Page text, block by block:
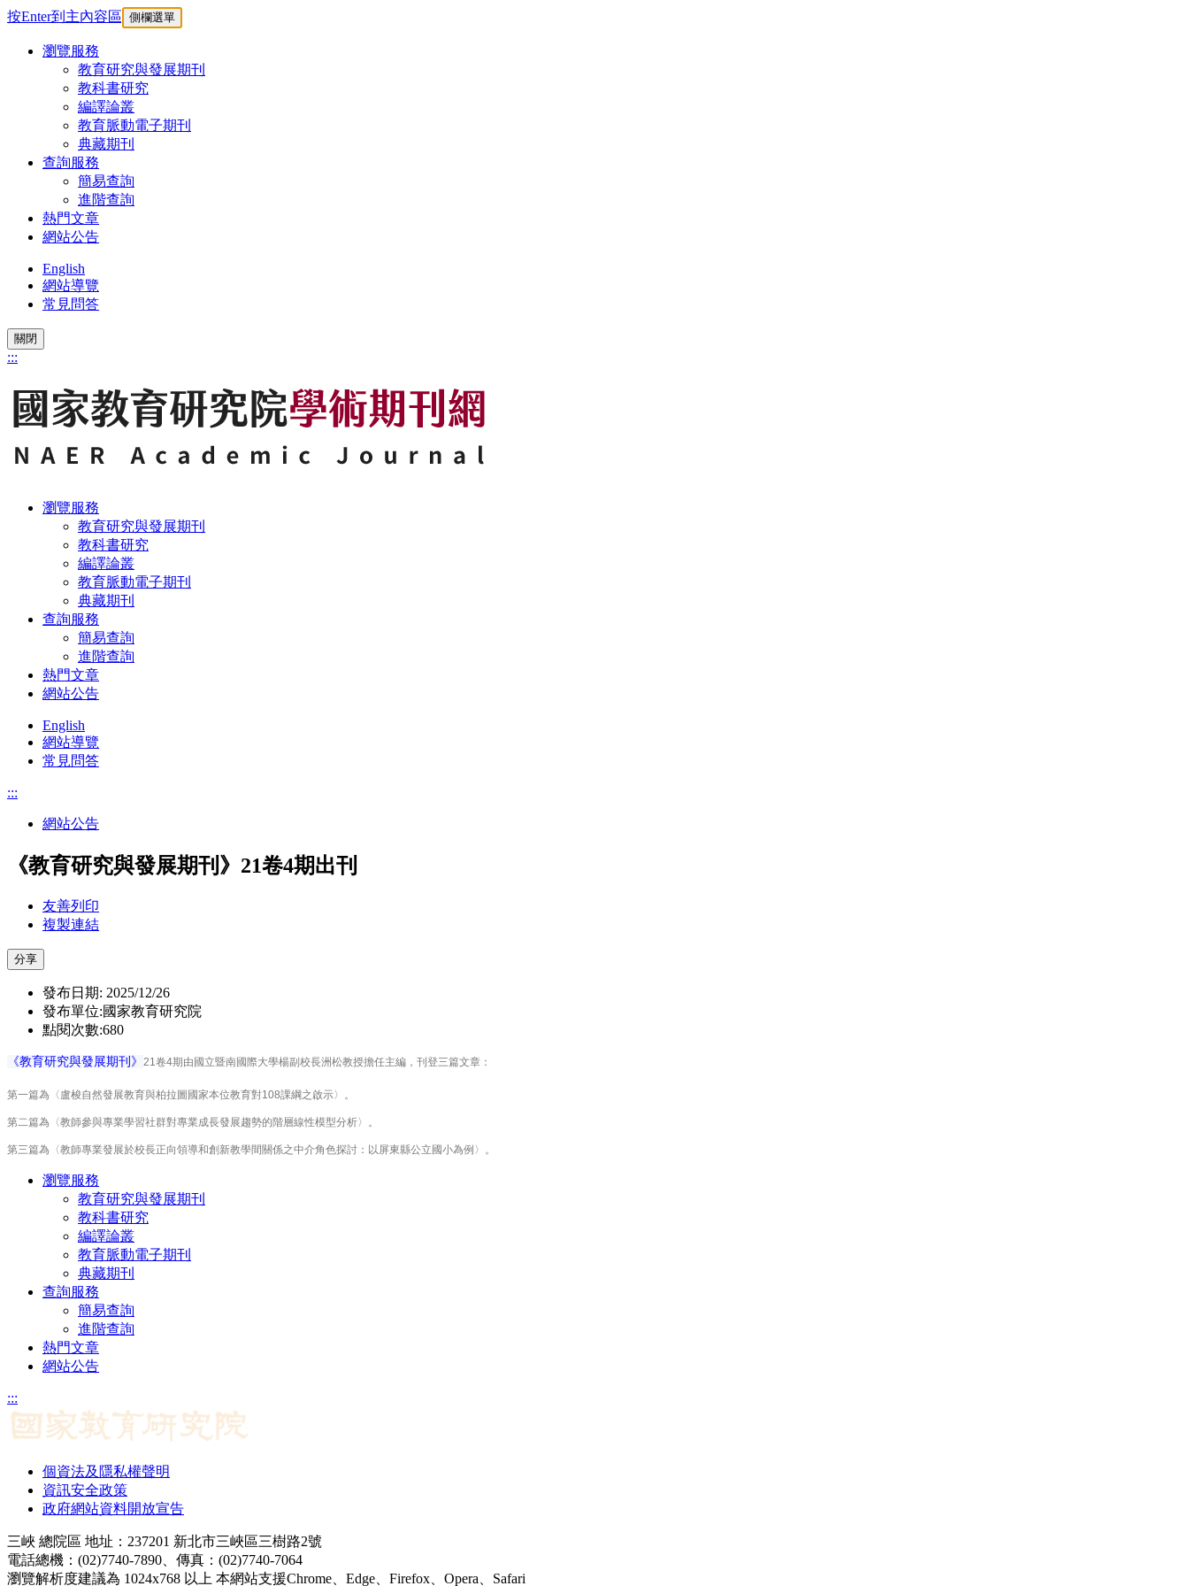
按Enter到主內容區 側欄選單
瀏覽服務
教育研究與發展期刊
教科書研究
編譯論叢
教育脈動電子期刊
典藏期刊
查詢服務
簡易查詢
進階查詢
熱門文章
網站公告
English
網站導覽
常見問答
關閉
:::
瀏覽服務
教育研究與發展期刊
教科書研究
編譯論叢
教育脈動電子期刊
典藏期刊
查詢服務
簡易查詢
進階查詢
熱門文章
網站公告
English
網站導覽
常見問答
:::
網站公告
《教育研究與發展期刊》21卷4期出刊
友善列印
複製連結
分享
發布日期: 2025/12/26
發布單位:國家教育研究院
點閱次數:680
《教育研究與發展期刊》 21卷4期由國立暨南國際大學楊副校長洲松教授擔任主編，刊登三篇文章：
第一篇為〈盧梭自然發展教育與柏拉圖國家本位教育對108課綱之啟示〉。
第二篇為〈教師參與專業學習社群對專業成長發展趨勢的階層線性模型分析〉。
第三篇為〈教師專業發展於校長正向領導和創新教學間關係之中介角色探討：以屏東縣公立國小為例〉。
瀏覽服務
教育研究與發展期刊
教科書研究
編譯論叢
教育脈動電子期刊
典藏期刊
查詢服務
簡易查詢
進階查詢
熱門文章
網站公告
:::
個資法及隱私權聲明
資訊安全政策
政府網站資料開放宣告
三峽 總院區 地址：237201 新北市三峽區三樹路2號
電話總機：(02)7740-7890、傳真：(02)7740-7064
瀏覽解析度建議為 1024x768 以上 本網站支援Chrome、Edge、Firefox、Opera、Safari